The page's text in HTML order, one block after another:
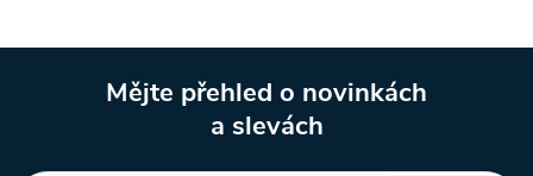
p
Mějte přehled o novinkách
a slevách